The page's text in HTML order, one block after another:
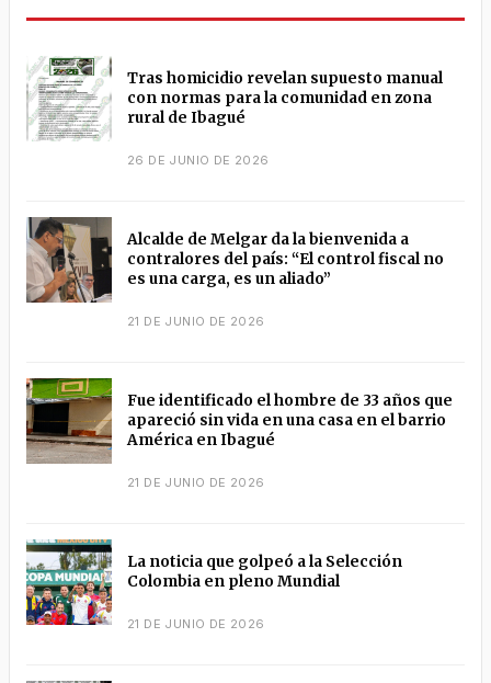
Tras homicidio revelan supuesto manual
con normas para la comunidad en zona
rural de Ibagué
26 DE JUNIO DE 2026
Alcalde de Melgar da la bienvenida a
contralores del país: “El control fiscal no
es una carga, es un aliado”
21 DE JUNIO DE 2026
Fue identificado el hombre de 33 años que
apareció sin vida en una casa en el barrio
América en Ibagué
21 DE JUNIO DE 2026
La noticia que golpeó a la Selección
Colombia en pleno Mundial
21 DE JUNIO DE 2026